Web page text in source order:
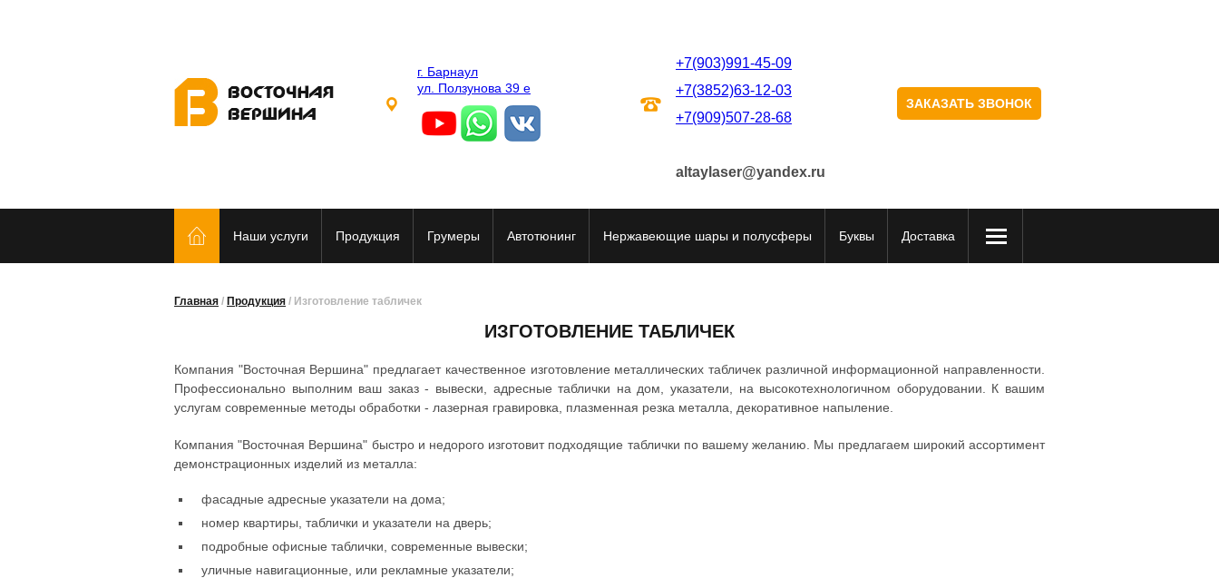
г. Барнаул
ул. Ползунова 39 е
+7(903)991-45-09
+7(3852)63-12-03
+7(909)507-28-68
altaylaser@yandex.ru
ЗАКАЗАТЬ ЗВОНОК
Наши услуги Продукция Грумеры Автотюнинг Нержавеющие шары и полусферы Буквы Доставка
Главная / Продукция / Изготовление табличек
ИЗГОТОВЛЕНИЕ ТАБЛИЧЕК
Компания "Восточная Вершина" предлагает качественное изготовление металлических табличек различной информационной направленности.
Профессионально выполним ваш заказ - вывески, адресные таблички на дом, указатели, на высокотехнологичном оборудовании. К вашим
услугам современные методы обработки - лазерная гравировка, плазменная резка металла, декоративное напыление.
Компания "Восточная Вершина" быстро и недорого изготовит подходящие таблички по вашему желанию. Мы предлагаем широкий ассортимент
демонстрационных изделий из металла:
фасадные адресные указатели на дома;
номер квартиры, таблички и указатели на дверь;
подробные офисные таблички, современные вывески;
уличные навигационные, или рекламные указатели;